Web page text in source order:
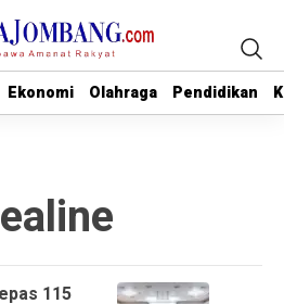
Ekonomi Olahraga Pendidikan
Ekonomi Olahraga Pendidikan
115